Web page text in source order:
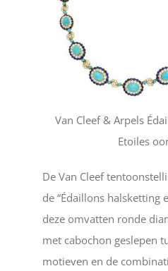
Van Cleef & Arpels
Etoiles
De Van Cleef
de “Édaillons halsketting
deze omvatten ronde
met cabochon geslepen
motieven en de